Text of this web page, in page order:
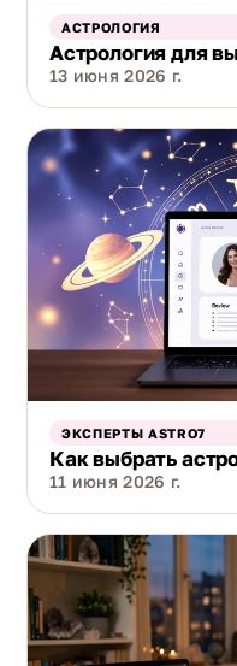
АСТРОЛОГИЯ
Астрология для
13 июня 2026 г.
ЭКСПЕРТЫ ASTRO7
Как выбрать
11 июня 2026 г.